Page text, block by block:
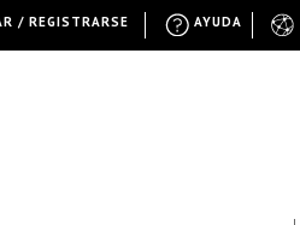
AYUDA
/ REGISTRARSE